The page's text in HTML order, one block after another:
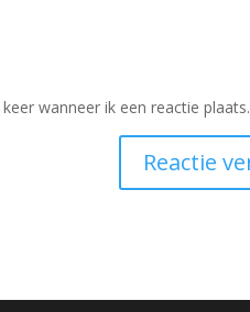
wanneer ik een reactie plaats.